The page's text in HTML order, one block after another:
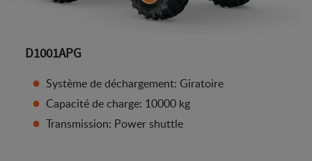
D1001APG
Système de déchargement: Giratoire
Capacité de charge: 10000 kg
Transmission: Power shuttle